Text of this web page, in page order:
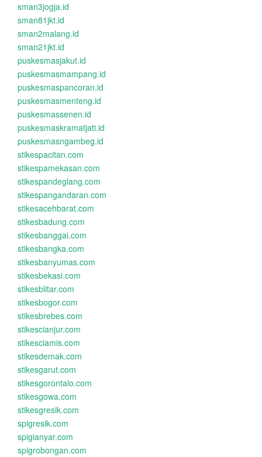
sman3jogja.id
sman81jkt.id
sman2malang.id
sman21jkt.id
puskesmasjakut.id
puskesmasmampang.id
puskesmaspancoran.id
puskesmasmenteng.id
puskesmassenen.id
puskesmaskramatjati.id
puskesmasngambeg.id
stikespacitan.com
stikespamekasan.com
stikespandeglang.com
stikespangandaran.com
stikesacehbarat.com
stikesbadung.com
stikesbanggai.com
stikesbangka.com
stikesbanyumas.com
stikesbekasi.com
stikesblitar.com
stikesbogor.com
stikesbrebes.com
stikescianjur.com
stikesciamis.com
stikesdemak.com
stikesgarut.com
stikesgorontalo.com
stikesgowa.com
stikesgresik.com
spigresik.com
spigianyar.com
spigrobongan.com